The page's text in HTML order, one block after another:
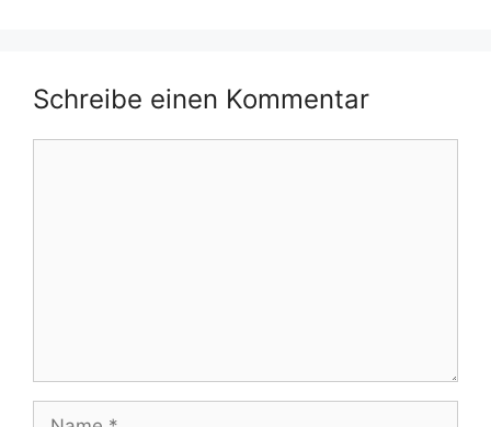
Schreibe einen Kommentar